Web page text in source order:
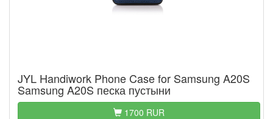
JYL Handiwork Phone Case for Samsung A20S
Samsung A20S песка пустыни
1700 RUR